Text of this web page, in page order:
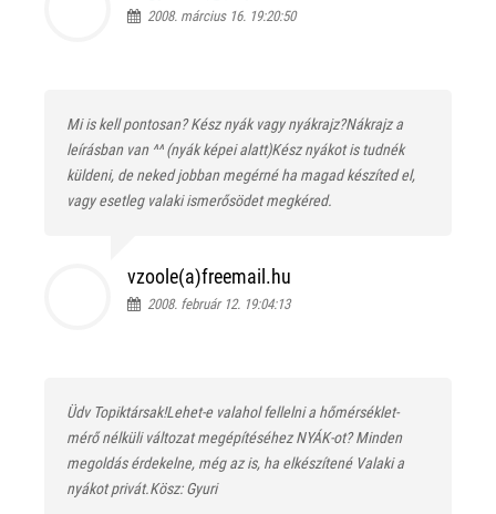
2008. március 16. 19:20:50
Mi is kell pontosan? Kész nyák vagy nyákrajz?Nákrajz a
leírásban van ^^ (nyák képei alatt)Kész nyákot is tudnék
küldeni, de neked jobban megérné ha magad készíted el,
vagy esetleg valaki ismerősödet megkéred.
vzoole(a)freemail.hu
2008. február 12. 19:04:13
Üdv Topiktársak!Lehet-e valahol fellelni a hőmérséklet-
mérő nélküli változat megépítéséhez NYÁK-ot? Minden
megoldás érdekelne, még az is, ha elkészítené Valaki a
nyákot privát.Kösz: Gyuri